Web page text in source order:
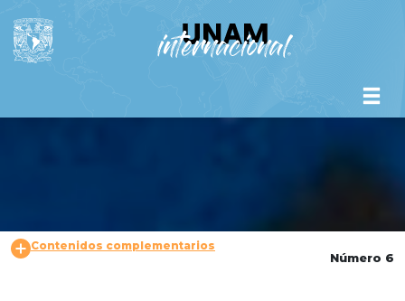
Contenidos complementarios
Número 6